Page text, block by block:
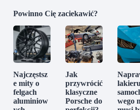
Powinno Cię zaciekawić?
Najczęstsz
e mity o
felgach
aluminiow
Jak
przywrócić
klasyczne
Porsche do
lakieru
wego